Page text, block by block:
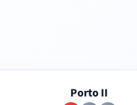
Porto II